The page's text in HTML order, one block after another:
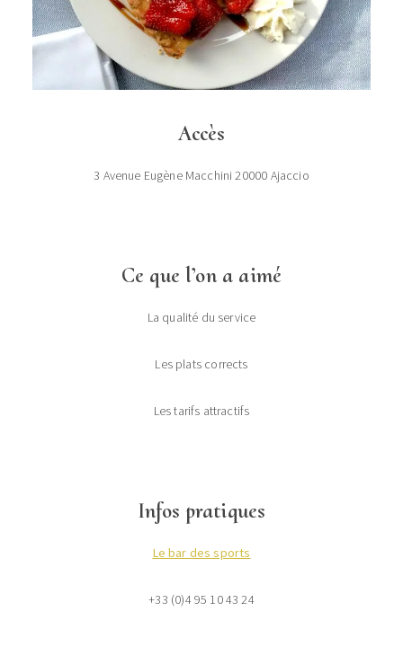
Accès
3 Avenue Eugène Macchini 20000 Ajaccio
Ce que l’on a aimé
La qualité du service
Les plats corrects
Les tarifs attractifs
Infos pratiques
Le bar des sports
+33 (0)4 95 10 43 24